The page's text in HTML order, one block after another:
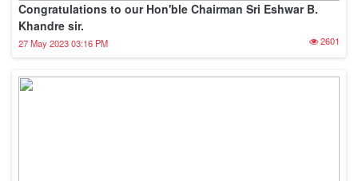
Congratulations to our Hon'ble Chairman Sri Eshwar B.
Khandre sir.
27 May 2023 03:16 PM 2601